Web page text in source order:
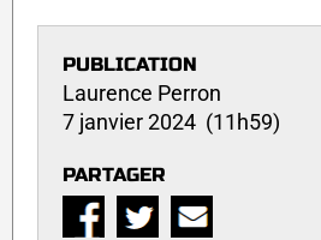
PUBLICATION
Laurence Perron
7 janvier 2024 (11h59)
PARTAGER